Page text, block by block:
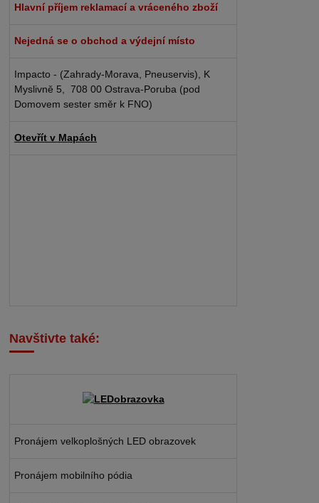
Hlavní příjem reklamací a vráceného zboží
Nejedná se o obchod a výdejní místo
Impacto - (Zahrady-Morava, Pneuservis), K
Myslivně 5, 708 00 Ostrava-Poruba (pod
Domovem sester směr k FNO)
Otevřít v Mapách
Navštivte také:
Pronájem velkoplošných LED obrazovek
Pronájem mobilního pódia